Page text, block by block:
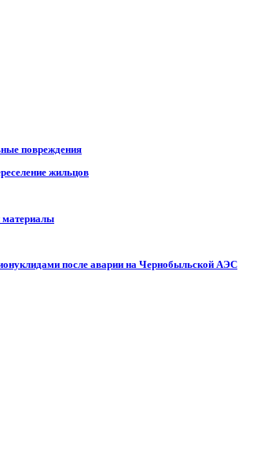
повреждения
жильцов
материалы
после аварии на Чернобыльской АЭС